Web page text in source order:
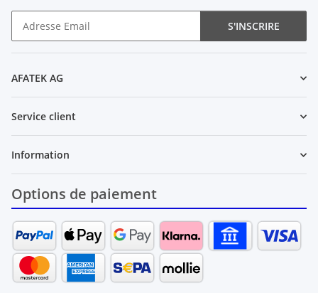
S'INSCRIRE
AFATEK AG
Service client
Information
Options de paiement